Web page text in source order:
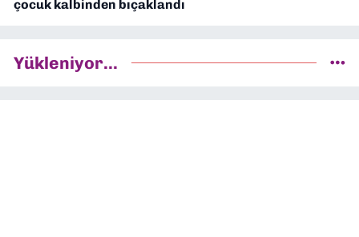
çocuk kalbinden bıçaklandı
Yükleniyor...